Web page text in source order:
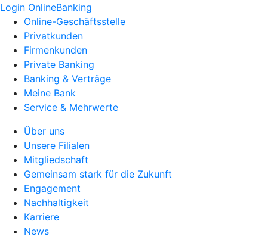
Login OnlineBanking
Online-Geschäftsstelle
Privatkunden
Firmenkunden
Private Banking
Banking & Verträge
Meine Bank
Service & Mehrwerte
Über uns
Unsere Filialen
Mitgliedschaft
Gemeinsam stark für die Zukunft
Engagement
Nachhaltigkeit
Karriere
News